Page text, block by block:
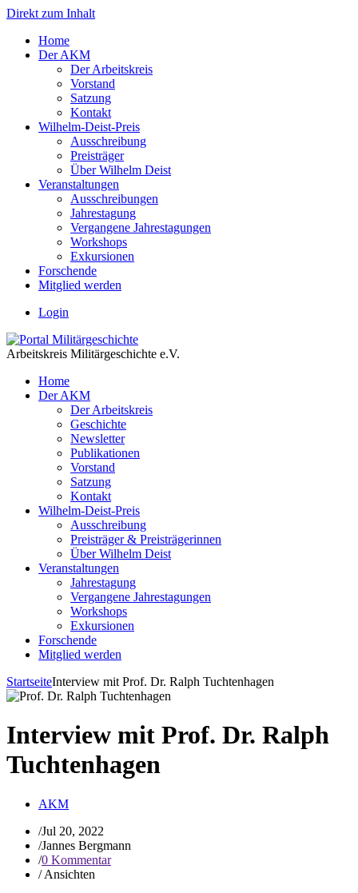
Direkt zum Inhalt
Home
Der AKM
Der Arbeitskreis
Vorstand
Satzung
Kontakt
Wilhelm-Deist-Preis
Ausschreibung
Preisträger
Über Wilhelm Deist
Veranstaltungen
Ausschreibungen
Jahrestagung
Vergangene Jahrestagungen
Workshops
Exkursionen
Forschende
Mitglied werden
Login
Arbeitskreis Militärgeschichte e.V.
Home
Der AKM
Der Arbeitskreis
Geschichte
Newsletter
Publikationen
Vorstand
Satzung
Kontakt
Wilhelm-Deist-Preis
Ausschreibung
Preisträger & Preisträgerinnen
Über Wilhelm Deist
Veranstaltungen
Jahrestagung
Vergangene Jahrestagungen
Workshops
Exkursionen
Forschende
Mitglied werden
StartseiteInterview mit Prof. Dr. Ralph Tuchtenhagen
Interview mit Prof. Dr. Ralph
Tuchtenhagen
AKM
/Jul 20, 2022
/Jannes Bergmann
/0 Kommentar
/Ansichten